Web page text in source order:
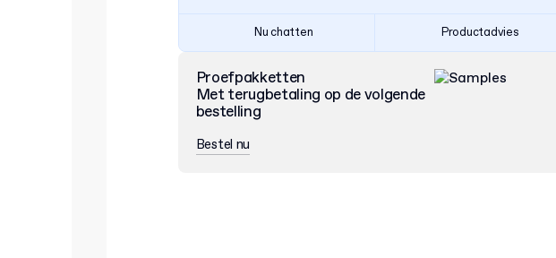
Nu chatten Productadvies
Proefpakketten
Met terugbetaling op de volgende
bestelling
Bestel nu